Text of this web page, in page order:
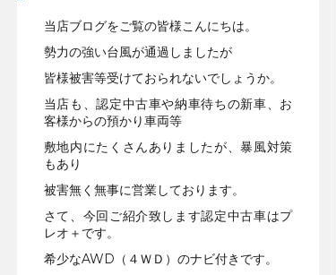
当店ブログをご覧の皆様こんにちは。
勢力の強い台風が通過しましたが
皆様被害等受けておられないでしょうか。
当店も、認定中古車や納車待ちの新車、お
客様からの預かり車両等
敷地内にたくさんありましたが、暴風対策
もあり
被害無く無事に営業しております。
さて、今回ご紹介致します認定中古車はプ
レオ＋です。
希少なAWD（４ＷＤ）のナビ付きです。